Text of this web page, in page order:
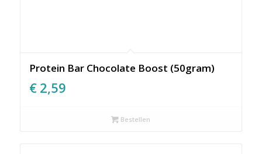
Protein Bar Chocolate Boost (50gram)
€ 2,59
Bestellen